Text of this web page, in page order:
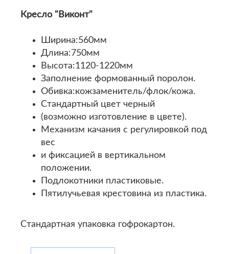
Кресло "Виконт"
Ширина:560мм
Длина:750мм
Высота:1120-1220мм
Заполнение формованный поролон.
Обивка:кожзаменитель/флок/кожа.
Стандартный цвет черный
(возможно изготовление в цвете).
Механизм качания с регулировкой под
вес
и фиксацией в вертикальном
положении.
Подлокотники пластиковые.
Пятилучьевая крестовина из пластика.
Стандартная упаковка гофрокартон.